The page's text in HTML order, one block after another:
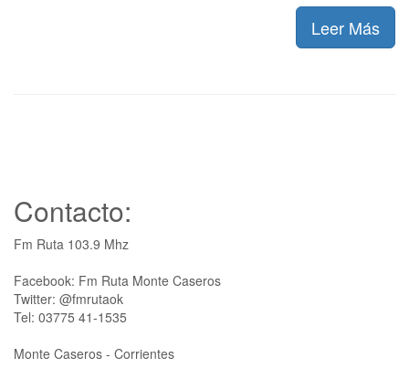
Leer Más
Contacto:
Fm Ruta 103.9 Mhz
Facebook: Fm Ruta Monte Caseros
Twitter: @fmrutaok
Tel: 03775 41-1535
Monte Caseros - Corrientes